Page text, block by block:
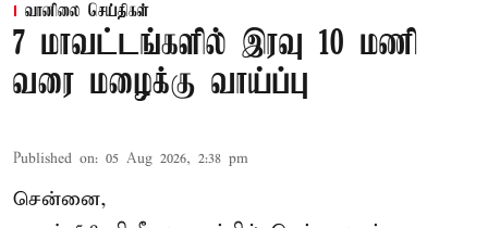
வானிலை செய்திகள்
7 மாவட்டங்களில் இரவு 10 மணி
வரை மழைக்கு வாய்ப்பு
Published on: 05 Aug 2026, 2:38 pm
சென்னை,